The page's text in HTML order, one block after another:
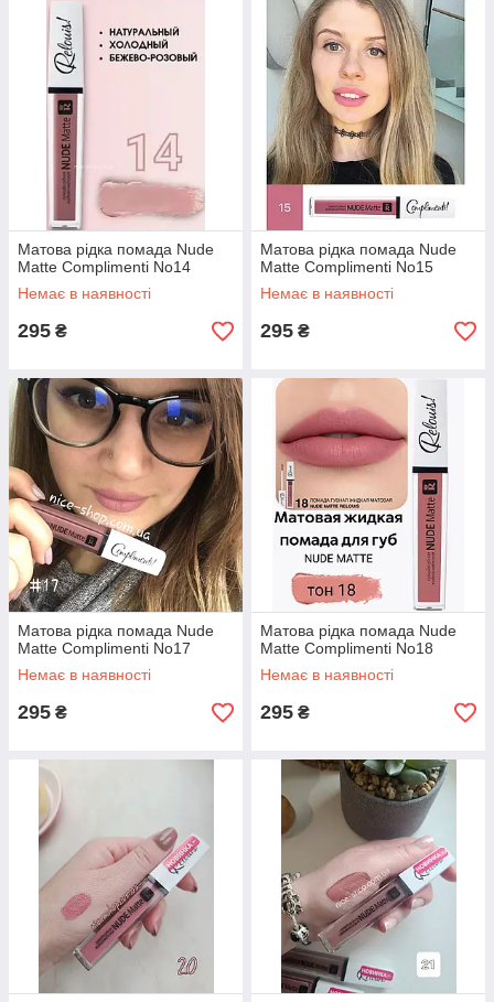
Матова рідка помада Nude
Matte Complimenti No14
Немає в наявності
295 ₴
Матова рідка помада Nude
Matte Complimenti No15
Немає в наявності
295 ₴
Матова рідка помада Nude
Matte Complimenti No17
Немає в наявності
295 ₴
Матова рідка помада Nude
Matte Complimenti No18
Немає в наявності
295 ₴